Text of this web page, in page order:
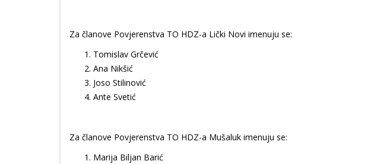
Za članove Povjerenstva TO HDZ-a Lički Novi imenuju se:
Tomislav Grčević
Ana Nikšić
Joso Stilinović
Ante Svetić
Za članove Povjerenstva TO HDZ-a Mušaluk imenuju se:
Marija Biljan Barić